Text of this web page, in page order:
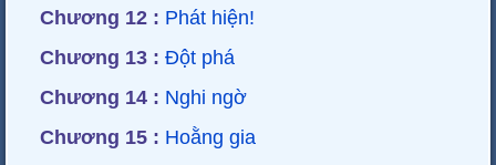
Chương 12 : Phát hiện!
Chương 13 : Đột phá
Chương 14 : Nghi ngờ
Chương 15 : Hoằng gia